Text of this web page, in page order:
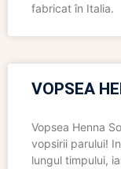
fabricat în Italia.
VOPSEA
Vopsea Henna
vopsirii parului!
lungul timpului,